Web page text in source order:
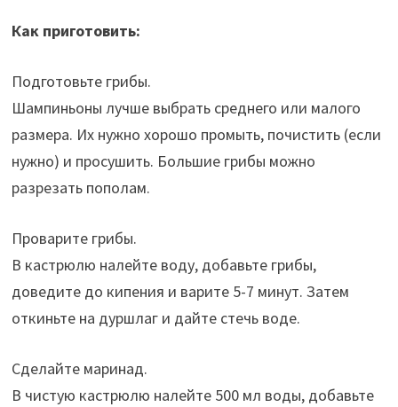
Как приготовить:
Подготовьте грибы.
Шампиньоны лучше выбрать среднего или малого
размера. Их нужно хорошо промыть, почистить (если
нужно) и просушить. Большие грибы можно
разрезать пополам.
Проварите грибы.
В кастрюлю налейте воду, добавьте грибы,
доведите до кипения и варите 5-7 минут. Затем
откиньте на дуршлаг и дайте стечь воде.
Сделайте маринад.
В чистую кастрюлю налейте 500 мл воды, добавьте